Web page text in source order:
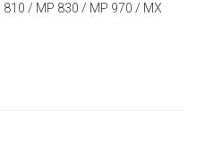
/ MP 830 / MP 970 / MX